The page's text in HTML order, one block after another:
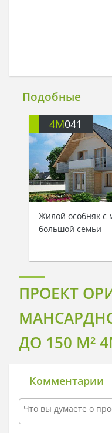
Подобные
4M041
Жилой особняк с
большой семьи
ПРОЕКТ
ДО 150 M²
Комментарии